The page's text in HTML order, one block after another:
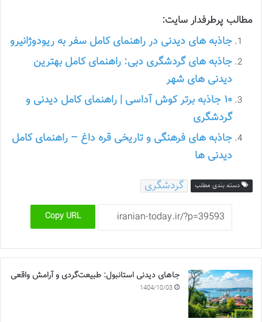
مطالب پرطرفدار سایت:
جاذبه های دیدنی در راهنمای کامل سفر به ریودوژانیرو
جاذبه های گردشگری دبی: راهنمای کامل بهترین
دیدنی های شهر
۱۰ جاذبه برتر کوش آداسی | راهنمای کامل دیدنی و
گردشگری
جاذبه های فرهنگی و تاریخی قره داغ – راهنمای کامل
دیدنی ها
دسته بندی مطلب گردشگری
Copy URL
جاهای دیدنی استانبول: طبیعت‌گردی و آرامش واقعی
1404/10/03